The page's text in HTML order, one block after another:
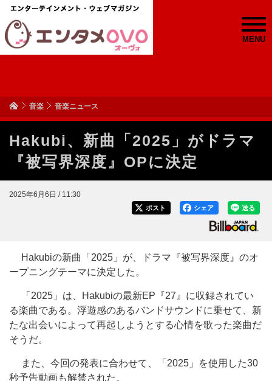
MENU
音楽 音楽ニュース
Hakubi、新曲「2025」がドラマ
『被写界深度』OPに決定
2025年6月6日 / 11:30
送る
シェア
ポスト
Hakubiの新曲「2025」が、ドラマ『被写界深度』のオ
ープニングテーマに決定した。
「2025」は、Hakubiの最新EP『27』に収録されてい
る楽曲である。浮遊感のあるバンドサウンドに乗せて、新
たな出会いによって再起しようとする心情を歌った楽曲だ
そうだ。
また、今回の発表に合わせて、「2025」を使用した30
秒予告動画も解禁された。